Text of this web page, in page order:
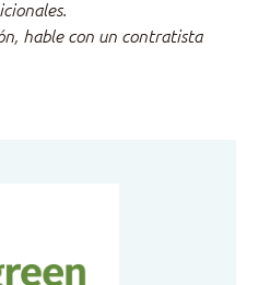
hable con un contratista